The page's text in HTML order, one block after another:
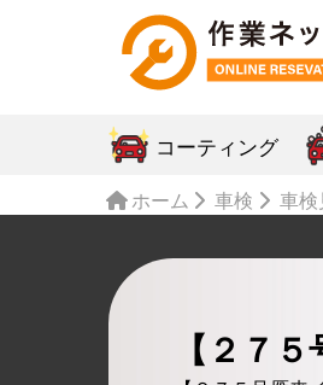
コーティング
ホーム 車検 車
【２７